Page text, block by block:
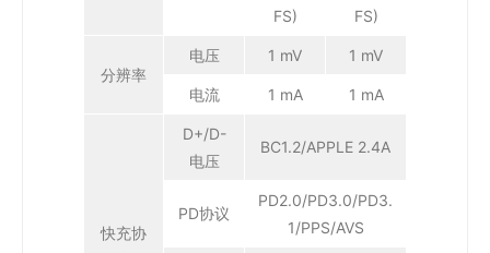
FS)
FS)
分辨率
电压 1 mV 1 mV
电流 1 mA 1 mA
快充协
D+/D-
电压
BC1.2/APPLE 2.4A
PD协议
PD2.0/PD3.0/PD3.
1/PPS/AVS